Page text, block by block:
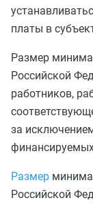
платы в
Размер
Российской
работников,
за
Размер
Российской